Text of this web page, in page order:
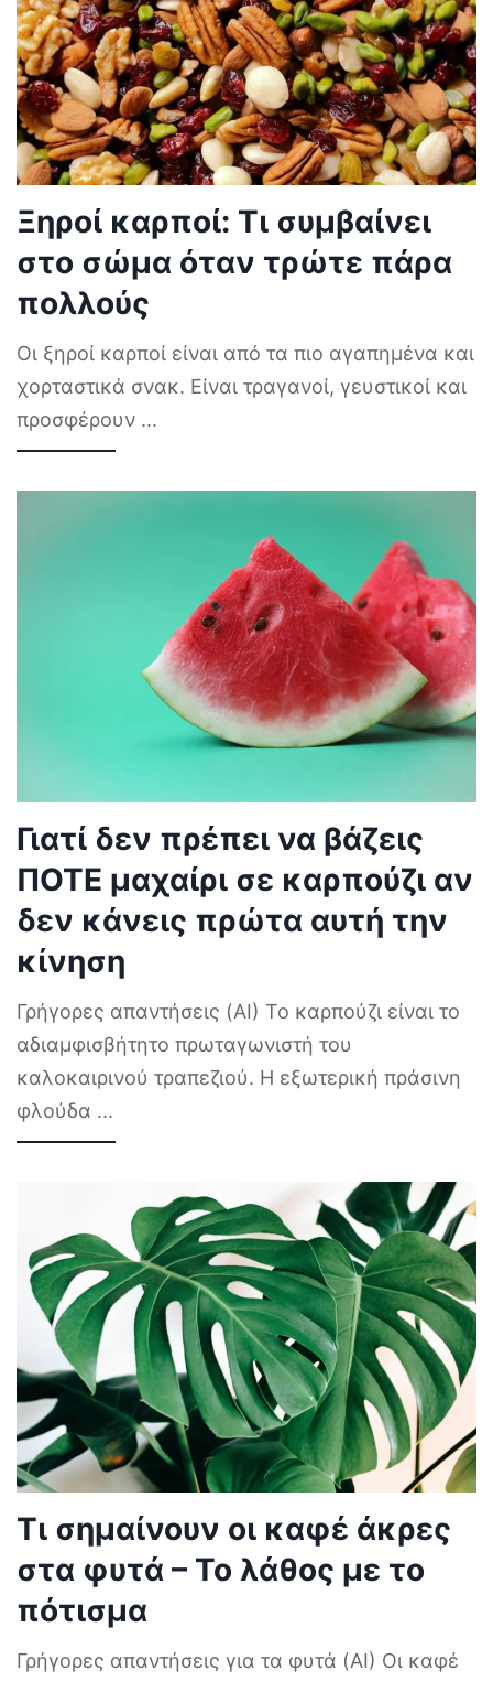
Ξηροί καρποί: Τι συμβαίνει
στο σώμα όταν τρώτε πάρα
πολλούς
Οι ξηροί καρποί είναι από τα πιο αγαπημένα και
χορταστικά σνακ. Είναι τραγανοί, γευστικοί και
προσφέρουν ...
Γιατί δεν πρέπει να βάζεις
ΠΟΤΕ μαχαίρι σε καρπούζι αν
δεν κάνεις πρώτα αυτή την
κίνηση
Γρήγορες απαντήσεις (AI) Το καρπούζι είναι το
αδιαμφισβήτητο πρωταγωνιστή του
καλοκαιρινού τραπεζιού. Η εξωτερική πράσινη
φλούδα ...
Τι σημαίνουν οι καφέ άκρες
στα φυτά – Το λάθος με το
πότισμα
Γρήγορες απαντήσεις για τα φυτά (AI) Οι καφέ